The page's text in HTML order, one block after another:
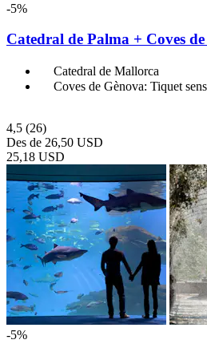
-5%
Catedral de Palma + Coves
Catedral de Mallorca
Coves de Gènova: Tiquet
4,5 (26)
Des de 26,50 USD
25,18 USD
-5%